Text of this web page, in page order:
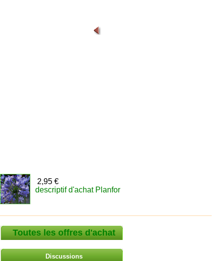
2,95 €
descriptif d'achat Planfor
Toutes les offres d'achat
Discussions